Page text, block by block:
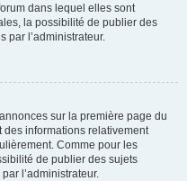
dans lequel elles sont
la possibilité de publier des
par l’administrateur.
sur la première page du
informations relativement
Comme pour les
de publier des sujets
l’administrateur.